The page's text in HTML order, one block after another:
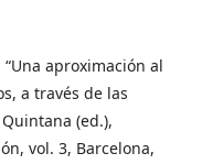
“Una aproximación al
a través de las
(ed.),
vol. 3, Barcelona,